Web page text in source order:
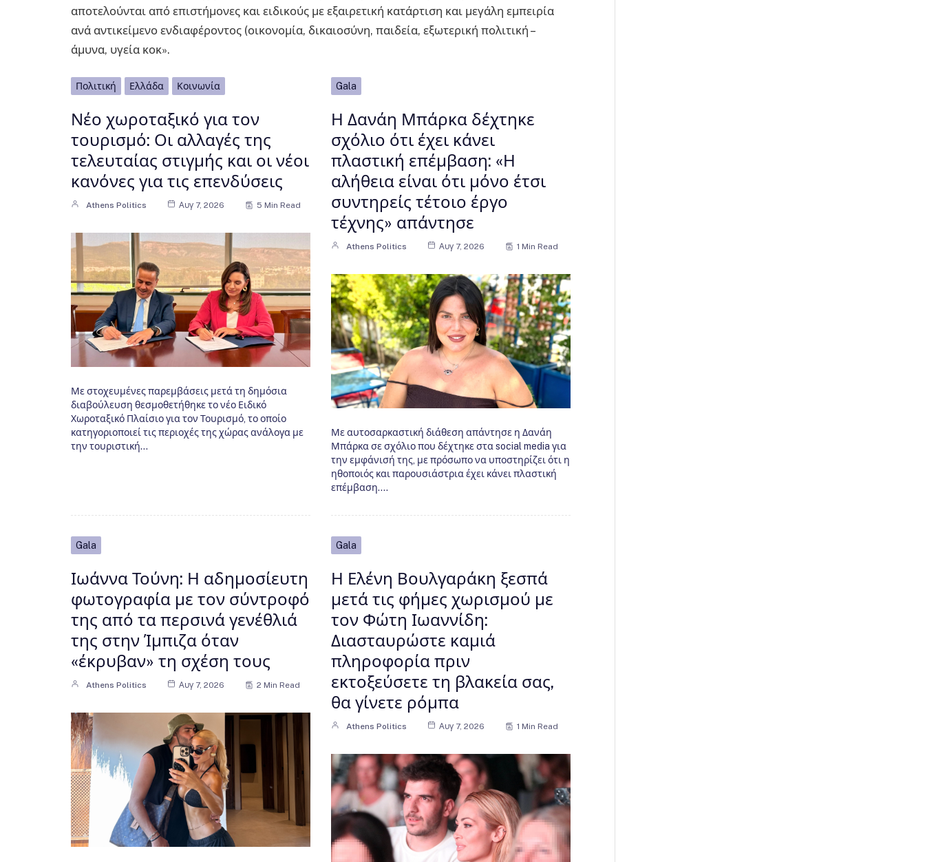
αποτελούνται από επιστήμονες και ειδικούς με εξαιρετική κατάρτιση και μεγάλη εμπειρία
ανά αντικείμενο ενδιαφέροντος (οικονομία, δικαιοσύνη, παιδεία, εξωτερική πολιτική –
άμυνα, υγεία κοκ».
Πολιτική Ελλάδα Κοινωνία
Νέο χωροταξικό για τον
τουρισμό: Οι αλλαγές της
τελευταίας στιγμής και οι νέοι
κανόνες για τις επενδύσεις
Athens Politics Αυγ 7, 2026 5 Min Read
Με στοχευμένες παρεμβάσεις μετά τη δημόσια
διαβούλευση θεσμοθετήθηκε το νέο Ειδικό
Χωροταξικό Πλαίσιο για τον Τουρισμό, το οποίο
κατηγοριοποιεί τις περιοχές της χώρας ανάλογα με
την τουριστική…
Gala
Η Δανάη Μπάρκα δέχτηκε
σχόλιο ότι έχει κάνει
πλαστική επέμβαση: «Η
αλήθεια είναι ότι μόνο έτσι
συντηρείς τέτοιο έργο
τέχνης» απάντησε
Athens Politics Αυγ 7, 2026 1 Min Read
Με αυτοσαρκαστική διάθεση απάντησε η Δανάη
Μπάρκα σε σχόλιο που δέχτηκε στα social media για
την εμφάνισή της, με πρόσωπο να υποστηρίζει ότι η
ηθοποιός και παρουσιάστρια έχει κάνει πλαστική
επέμβαση.…
Gala
Ιωάννα Τούνη: Η αδημοσίευτη
φωτογραφία με τον σύντροφό
της από τα περσινά γενέθλιά
της στην Ίμπιζα όταν
«έκρυβαν» τη σχέση τους
Athens Politics Αυγ 7, 2026 2 Min Read
Gala
Η Ελένη Βουλγαράκη ξεσπά
μετά τις φήμες χωρισμού με
τον Φώτη Ιωαννίδη:
Διασταυρώστε καμιά
πληροφορία πριν
εκτοξεύσετε τη βλακεία σας,
θα γίνετε ρόμπα
Athens Politics Αυγ 7, 2026 1 Min Read